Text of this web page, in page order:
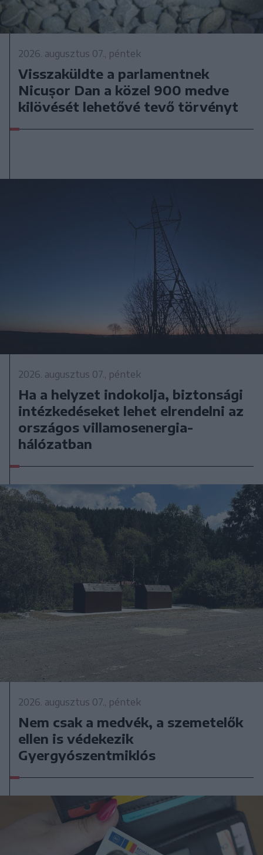
2026. augusztus 07., péntek
Visszaküldte a parlamentnek
Nicușor Dan a közel 900 medve
kilövését lehetővé tevő törvényt
2026. augusztus 07., péntek
Ha a helyzet indokolja, biztonsági
intézkedéseket lehet elrendelni az
országos villamosenergia-
hálózatban
2026. augusztus 07., péntek
Nem csak a medvék, a szemetelők
ellen is védekezik
Gyergyószentmiklós